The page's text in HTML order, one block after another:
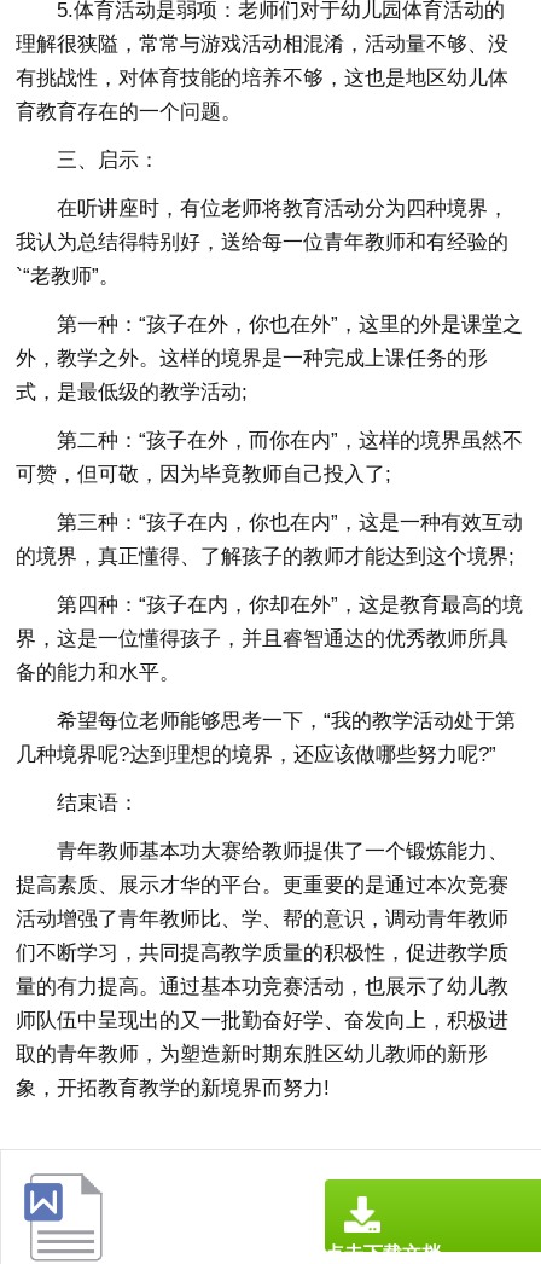
5.体育活动是弱项：老师们对于幼儿园体育活动的
理解很狭隘，常常与游戏活动相混淆，活动量不够、没
有挑战性，对体育技能的培养不够，这也是地区幼儿体
育教育存在的一个问题。
三、启示：
在听讲座时，有位老师将教育活动分为四种境界，
我认为总结得特别好，送给每一位青年教师和有经验的
`“老教师”。
第一种：“孩子在外，你也在外”，这里的外是课堂之
外，教学之外。这样的境界是一种完成上课任务的形
式，是最低级的教学活动;
第二种：“孩子在外，而你在内”，这样的境界虽然不
可赞，但可敬，因为毕竟教师自己投入了;
第三种：“孩子在内，你也在内”，这是一种有效互动
的境界，真正懂得、了解孩子的教师才能达到这个境界;
第四种：“孩子在内，你却在外”，这是教育最高的境
界，这是一位懂得孩子，并且睿智通达的优秀教师所具
备的能力和水平。
希望每位老师能够思考一下，“我的教学活动处于第
几种境界呢?达到理想的境界，还应该做哪些努力呢?”
结束语：
青年教师基本功大赛给教师提供了一个锻炼能力、
提高素质、展示才华的平台。更重要的是通过本次竞赛
活动增强了青年教师比、学、帮的意识，调动青年教师
们不断学习，共同提高教学质量的积极性，促进教学质
量的有力提高。通过基本功竞赛活动，也展示了幼儿教
师队伍中呈现出的又一批勤奋好学、奋发向上，积极进
取的青年教师，为塑造新时期东胜区幼儿教师的新形
象，开拓教育教学的新境界而努力!
点击下载文档